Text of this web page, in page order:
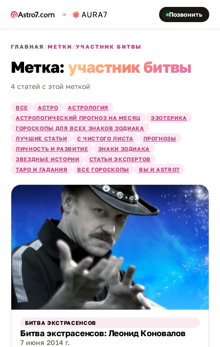
Позвонить
ГЛАВНАЯ /МЕТКИ /УЧАСТНИК БИТВЫ
Метка:участник битвы
4 статей с этой меткой
ВСЕ АСТРО
АСТРОЛОГИЯ
АСТРОЛОГИЧЕСКИЙ ПРОГНОЗ НА МЕСЯЦ
ЭЗОТЕРИКА
ГОРОСКОПЫ ДЛЯ ВСЕХ ЗНАКОВ ЗОДИАКА
ЛУЧШИЕ СТАТЬИ
С ЧИСТОГО ЛИСТА
ПРОГНОЗЫ
ЛИЧНОСТЬ И РАЗВИТИЕ
ЗНАКИ ЗОДИАКА
ЗВЕЗДНЫЕ ИСТОРИИ
СТАТЬИ ЭКСПЕРТОВ
ТАРО И ГАДАНИЯ
ВСЕ ГОРОСКОПЫ ВЫ И ASTRO7
БИТВА ЭКСТРАСЕНСОВ
Битва экстрасенсов: Леонид Коновалов
7 июня 2014 г.